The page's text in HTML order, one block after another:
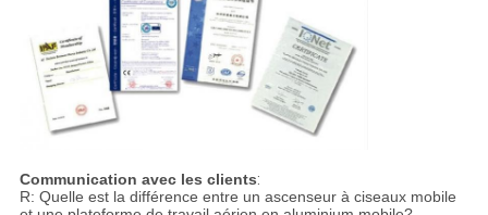
Communication avec les clients:
R: Quelle est la différence entre un ascenseur à ciseaux mobile